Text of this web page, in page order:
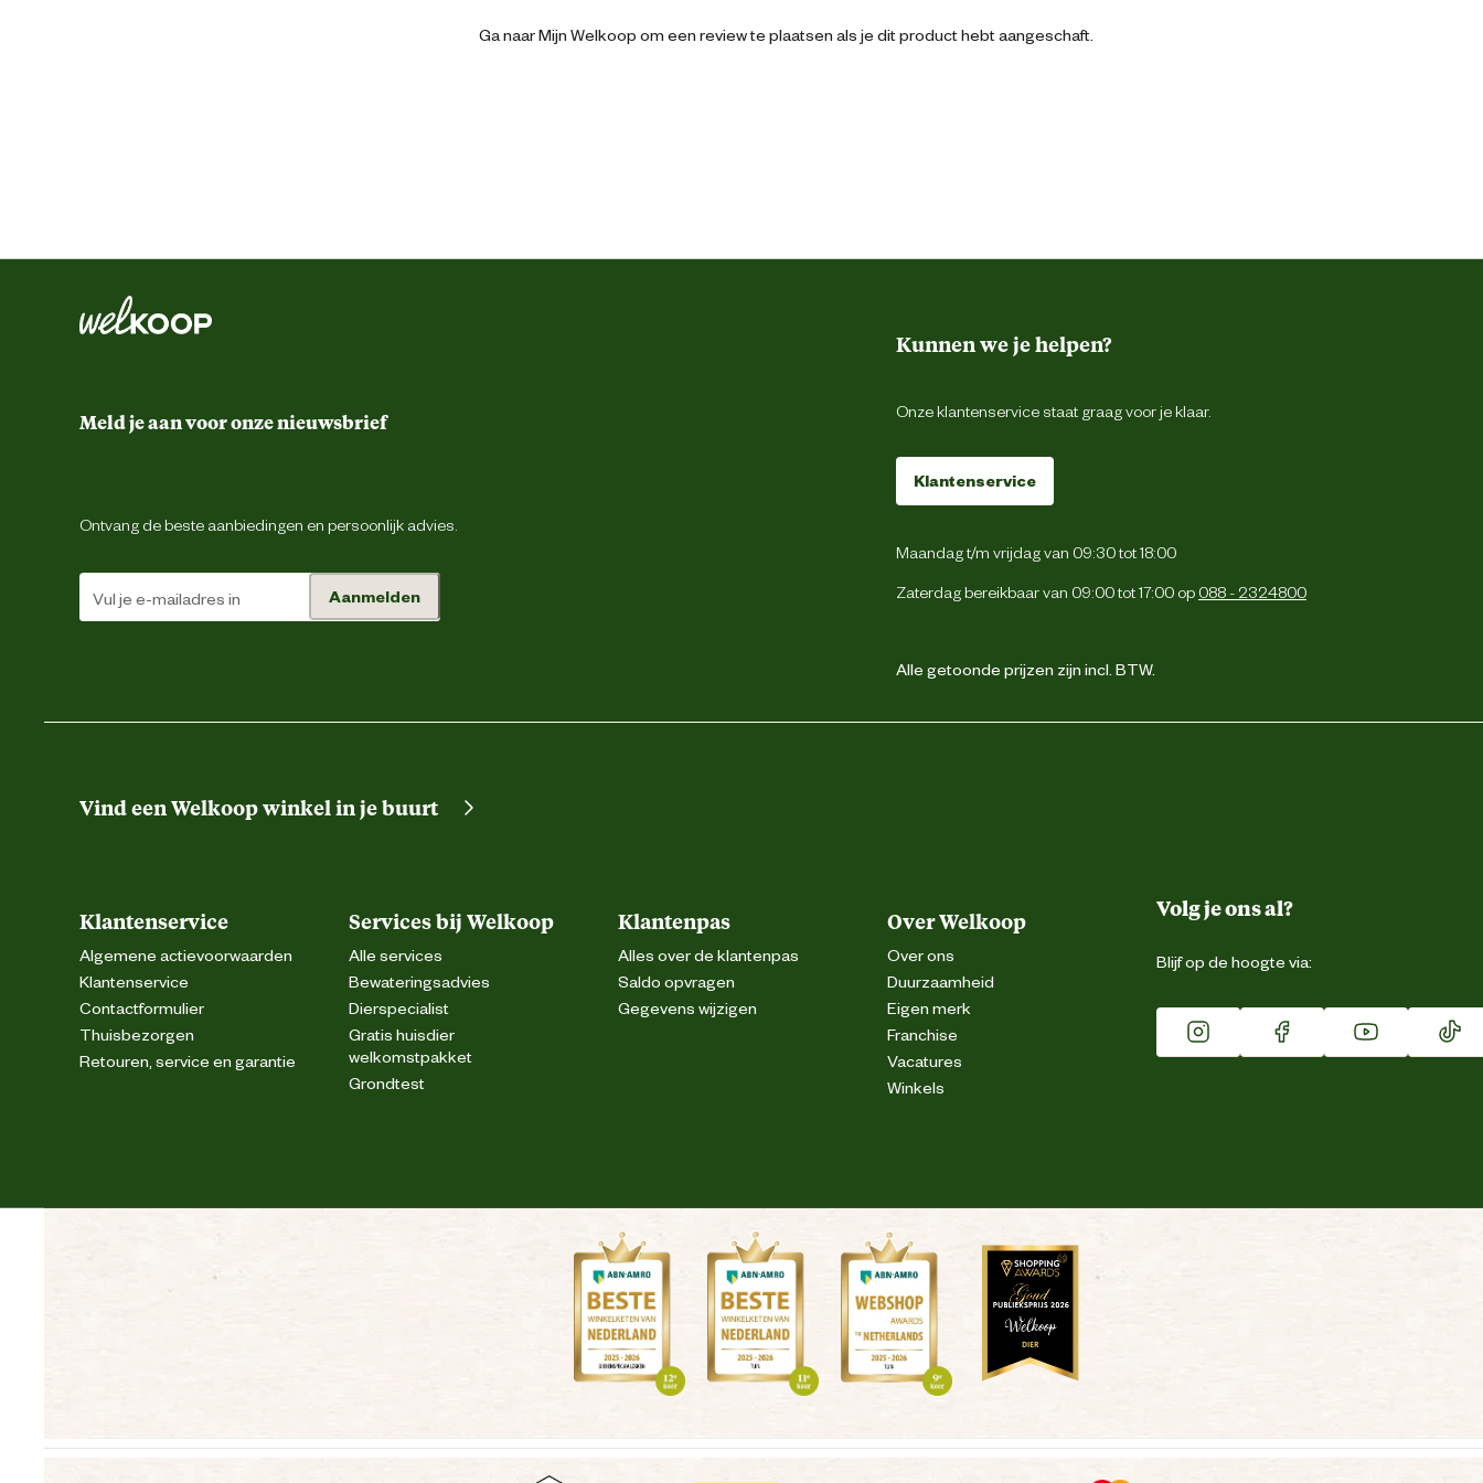
Ga naar Mijn Welkoop om een review te plaatsen als je dit product hebt aangeschaft.
Meld je aan voor onze nieuwsbrief
Ontvang de beste aanbiedingen en persoonlijk advies.
Aanmelden
Kunnen we je helpen?
Onze klantenservice staat graag voor je klaar.
Klantenservice
Maandag t/m vrijdag van 09:30 tot 18:00
Zaterdag bereikbaar van 09:00 tot 17:00 op 088 - 2324800
Alle getoonde prijzen zijn incl. BTW.
Vind een Welkoop winkel in je buurt
Klantenservice
Algemene actievoorwaarden
Klantenservice
Contactformulier
Thuisbezorgen
Retouren, service en garantie
Services bij Welkoop
Alle services
Bewateringsadvies
Dierspecialist
Gratis huisdier
welkomstpakket
Grondtest
Klantenpas
Alles over de klantenpas
Saldo opvragen
Gegevens wijzigen
Over Welkoop
Over ons
Duurzaamheid
Eigen merk
Franchise
Vacatures
Winkels
Volg je ons al?
Blijf op de hoogte via: